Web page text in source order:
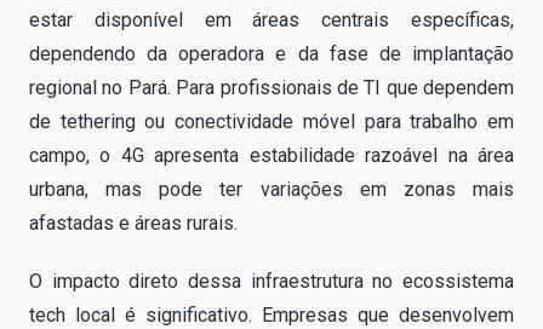
estar disponível em áreas centrais específicas,
dependendo da operadora e da fase de implantação
regional no Pará. Para profissionais de TI que dependem
de tethering ou conectividade móvel para trabalho em
campo, o 4G apresenta estabilidade razoável na área
urbana, mas pode ter variações em zonas mais
afastadas e áreas rurais.
O impacto direto dessa infraestrutura no ecossistema
tech local é significativo. Empresas que desenvolvem